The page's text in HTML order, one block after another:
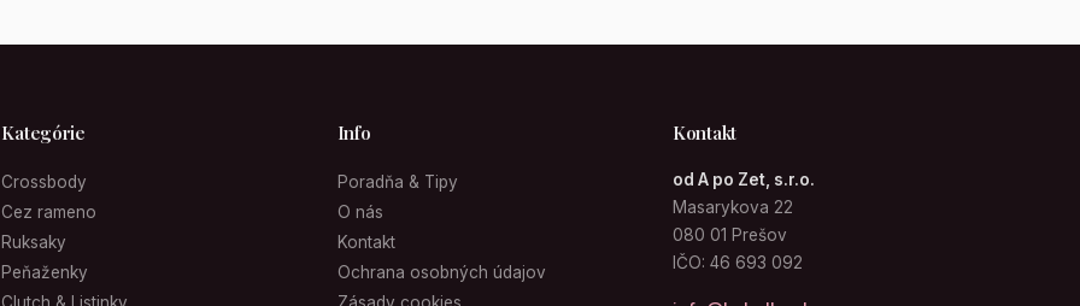
Kategórie
Crossbody
Cez rameno
Ruksaky
Peňaženky
Clutch & Listinky
Info
Poradňa & Tipy
O nás
Kontakt
Ochrana osobných údajov
Zásady cookies
Kontakt
od A po Zet, s.r.o.
Masarykova 22
080 01 Prešov
IČO: 46 693 092